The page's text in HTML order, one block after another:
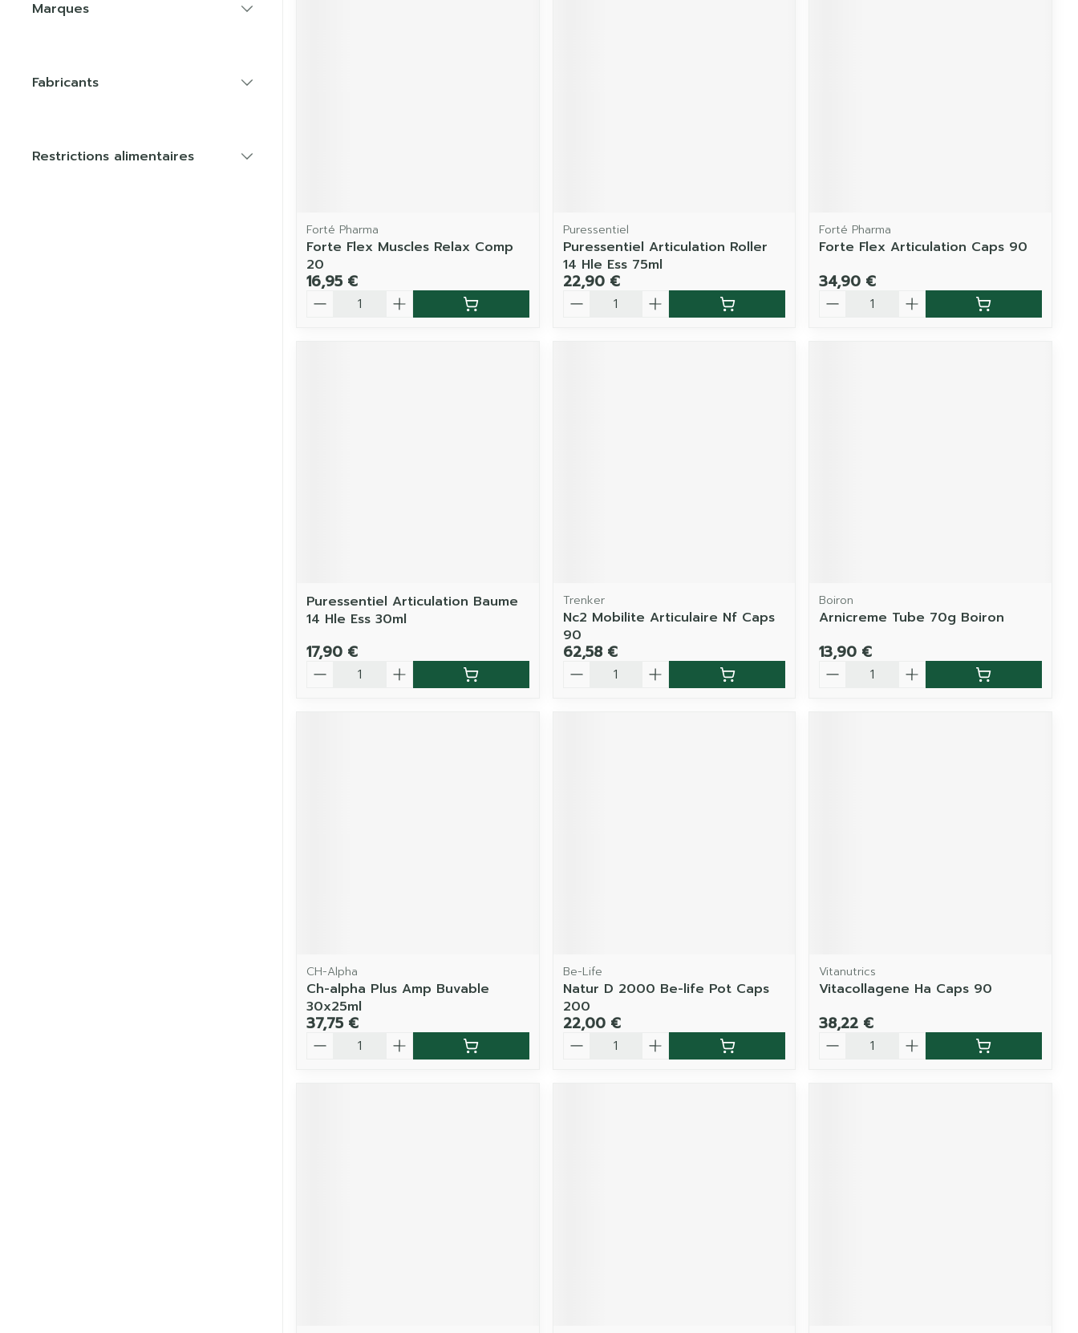
Marques
Fabricants
Restrictions alimentaires
Forté Pharma
Forte Flex Muscles Relax Comp
20
16,95 €
Quantité
Puressentiel
Puressentiel Articulation Roller
14 Hle Ess 75ml
22,90 €
Quantité
Forté Pharma
Forte Flex Articulation Caps 90
34,90 €
Quantité
Puressentiel Articulation Baume
14 Hle Ess 30ml
17,90 €
Quantité
Trenker
Nc2 Mobilite Articulaire Nf Caps
90
62,58 €
Quantité
Boiron
Arnicreme Tube 70g Boiron
13,90 €
Quantité
CH-Alpha
Ch-alpha Plus Amp Buvable
30x25ml
37,75 €
Quantité
Be-Life
Natur D 2000 Be-life Pot Caps
200
22,00 €
Quantité
Vitanutrics
Vitacollagene Ha Caps 90
38,22 €
Quantité